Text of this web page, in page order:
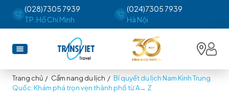
(028)7305 7939
TP. Hồ Chí Minh
(024)7305 7939
Hà Nội
Trang chủ / Cẩm nang du lịch / Bí quyết du lịch Nam Kinh Trung
Quốc: Khám phá trọn vẹn thành phố từ A→ Z